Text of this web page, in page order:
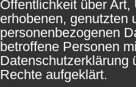
Öffentlichkeit über
erhobenen, genutzten
personenbezogenen
betroffene Personen
Datenschutzerklärung
Rechte aufgeklärt.